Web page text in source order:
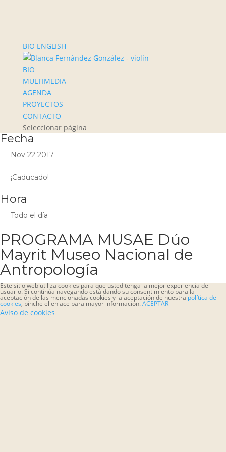
BIO ENGLISH
BIO
MULTIMEDIA
AGENDA
PROYECTOS
CONTACTO
Seleccionar página
Fecha
Nov 22 2017
¡Caducado!
Hora
Todo el día
PROGRAMA MUSAE Dúo
Mayrit Museo Nacional de
Antropología
Este sitio web utiliza cookies para que usted tenga la mejor experiencia de
usuario. Si continúa navegando está dando su consentimiento para la
aceptación de las mencionadas cookies y la aceptación de nuestra política de
cookies, pinche el enlace para mayor información.ACEPTAR
Aviso de cookies